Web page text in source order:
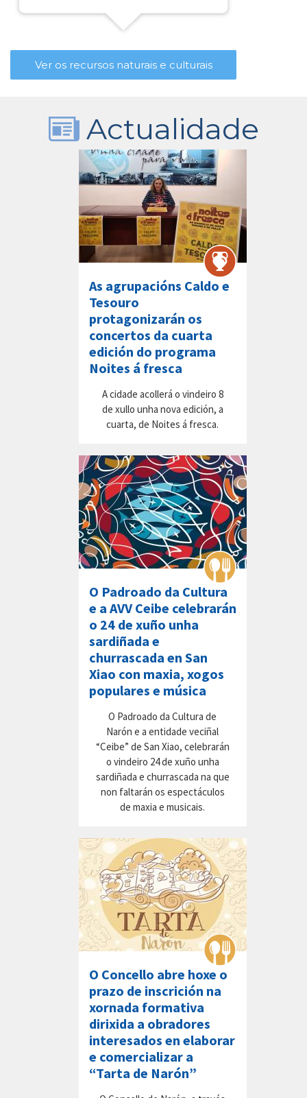
Ver os recursos naturais e culturais
Actualidade
As agrupacións Caldo e
Tesouro
protagonizarán os
concertos da cuarta
edición do programa
Noites á fresca
A cidade acollerá o vindeiro 8
de xullo unha nova edición, a
cuarta, de Noites á fresca.
O Padroado da Cultura
e a AVV Ceibe celebrarán
o 24 de xuño unha
sardiñada e
churrascada en San
Xiao con maxia, xogos
populares e música
O Padroado da Cultura de
Narón e a entidade veciñal
“Ceibe” de San Xiao, celebrarán
o vindeiro 24 de xuño unha
sardiñada e churrascada na que
non faltarán os espectáculos
de maxia e musicais.
O Concello abre hoxe o
prazo de inscrición na
xornada formativa
dirixida a obradores
interesados en elaborar
e comercializar a
“Tarta de Narón”